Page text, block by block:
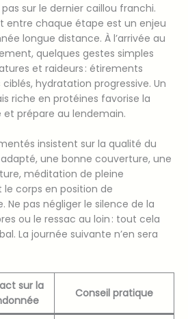
pas sur le dernier caillou franchi.
entre chaque étape est un enjeu
longue distance. À l’arrivée au
quelques gestes simples
et raideurs : étirements
hydratation progressive. Un
riche en protéines favorise la
prépare au lendemain.
insistent sur la qualité du
une bonne couverture, une
méditation de pleine
corps en position de
pas négliger le silence de la
ou le ressac au loin : tout cela
La journée suivante n’en sera
sur la
Conseil pratique